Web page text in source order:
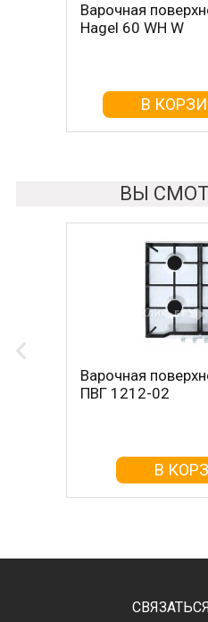
Варочная
Hagel 60 WH W
В
Варочная
Hagel 60 WH
В
ВЫ
Варочная
ПВГ 1212-02
В